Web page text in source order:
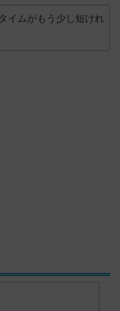
イムがもう少し短けれ